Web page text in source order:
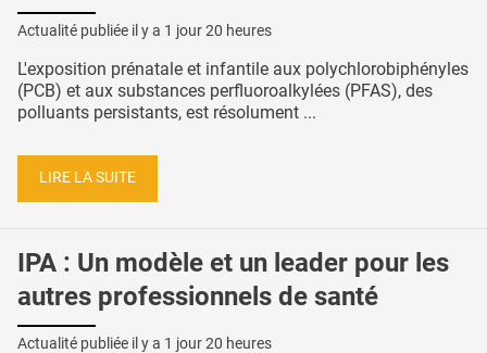
Actualité publiée il y a 1 jour 20 heures
L'exposition prénatale et infantile aux polychlorobiphényles
(PCB) et aux substances perfluoroalkylées (PFAS), des
polluants persistants, est résolument ...
LIRE LA SUITE
IPA : Un modèle et un leader pour les
autres professionnels de santé
Actualité publiée il y a 1 jour 20 heures